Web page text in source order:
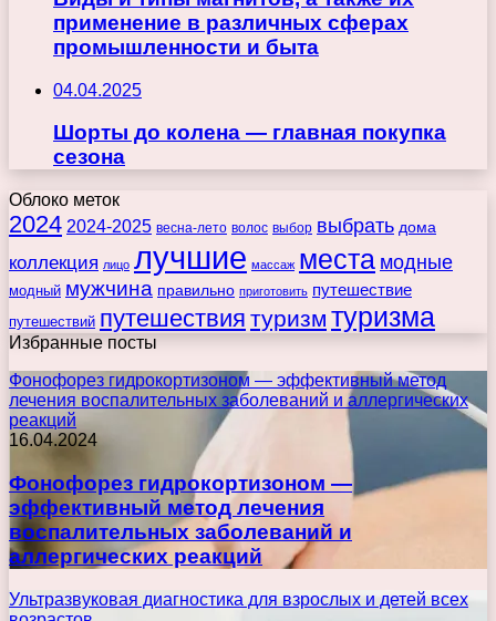
применение в различных сферах
промышленности и быта
04.04.2025
Шорты до колена — главная покупка
сезона
Облоко меток
2024 2024-2025 весна-лето волос выбор выбрать дома
коллекция лицо лучшие массаж места модные
модный мужчина правильно приготовить путешествие
путешествий путешествия туризм туризма
Избранные посты
Фонофорез гидрокортизоном — эффективный метод
лечения воспалительных заболеваний и аллергических
реакций
16.04.2024
Фонофорез гидрокортизоном —
эффективный метод лечения
воспалительных заболеваний и
аллергических реакций
Ультразвуковая диагностика для взрослых и детей всех